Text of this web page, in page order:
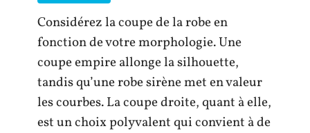
Considérez la coupe de la robe en
fonction de votre morphologie. Une
coupe empire allonge la silhouette,
tandis qu’une robe sirène met en valeur
les courbes. La coupe droite, quant à elle,
est un choix polyvalent qui convient à de